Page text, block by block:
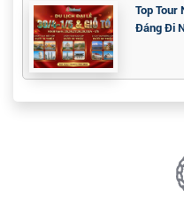
Top Tour
Đáng Đi